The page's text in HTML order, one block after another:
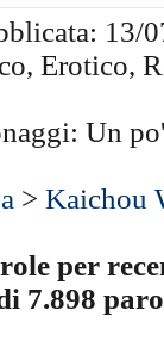
13/
Erotico,
Un
>Kaichou
per
7.898